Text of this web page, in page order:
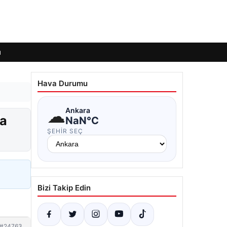
Hava Durumu
☁Ankara
NaN°C
ŞEHIR SEÇ
Bizi Takip Edin